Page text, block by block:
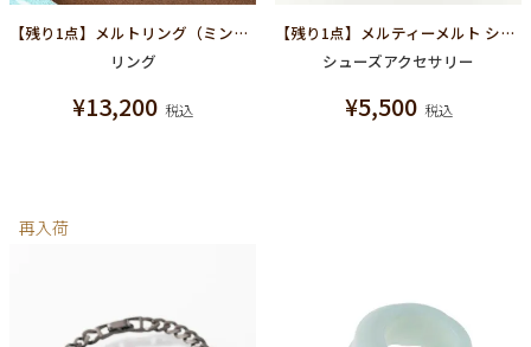
【残り1点】メルトリング（ミントチョコレート）
リング
¥13,200 税込
【残り1点】メルティーメルト シューズデコレーション アクセサリー(ゴールド)（片足用）
シューズアクセサリー
¥5,500 税込
再入荷